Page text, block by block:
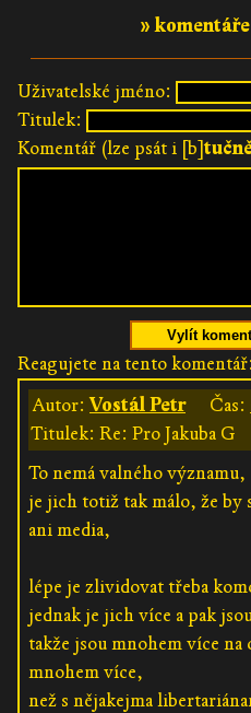
»
Uživatelské jméno:
Titulek:
Komentář (lze psát i [b]
Vylít
Reagujete na tento komentář:
Autor:Vostál Petr Čas:
Titulek: Re: Pro Jakuba G
To nemá valného významu,
je jich totiž tak málo, že by
ani media,
lépe je zlividovat třeba
jednak je jich více a pak
takže jsou mnohem více
mnohem více,
než s nějakejma